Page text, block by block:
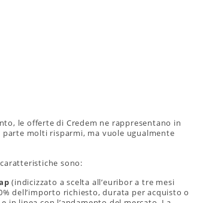
le offerte di Credem ne rappresentano in
parte molti risparmi, ma vuole ugualmente
sono:
(indicizzato a scelta all’euribor a tre mesi
dell’importo richiesto, durata per acquisto o